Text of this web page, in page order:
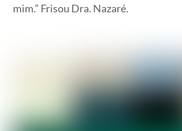
mim.” Frisou Dra. Nazaré.